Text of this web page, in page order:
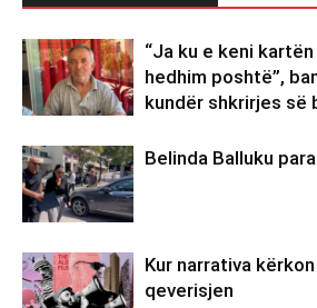
“Ja ku e keni
hedhim poshtë”,
kundër shkrirjes së
Belinda Balluku
Kur narrativa
qeverisjen